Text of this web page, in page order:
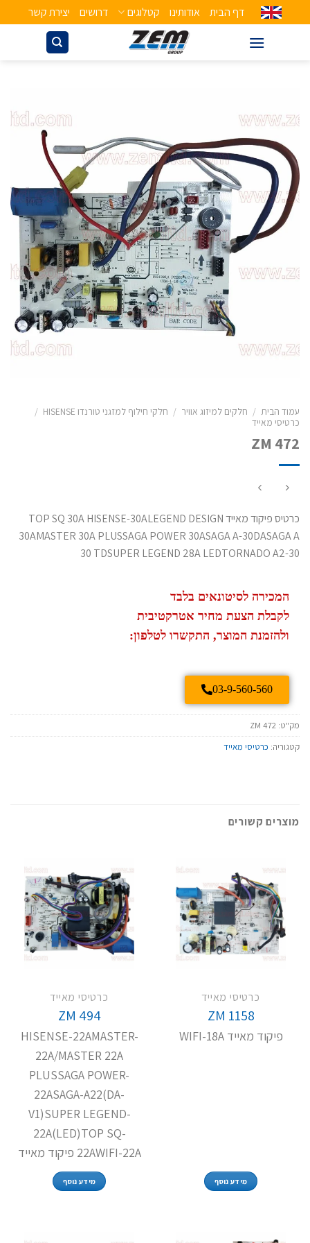
דף הבית אודותינו קטלוגים דרושים יצירת קשר
עמוד הבית / חלקים למיזוג אוויר / חלקי חילוף למזגני טורנדו HISENSE
/
כרטיסי מאייד
ZM 472
כרטיס פיקוד מאייד TOP SQ 30A HISENSE-30ALEGEND DESIGN
30AMASTER 30A PLUSSAGA POWER 30ASAGA A-30DASAGA A
30 TDSUPER LEGEND 28A LEDTORNADO A2-30
המכירה לסיטונאים בלבד
לקבלת הצעת מחיר אטרקטיבית
ולהזמנת המוצר, התקשרו לטלפון:
03-9-560-560
מק"ט: ZM 472
קטגוריה: כרטיסי מאייד
מוצרים קשורים
כרטיסי מאייד
ZM 1158
פיקוד מאייד WIFI-18A
מידע נוסף
כרטיסי מאייד
ZM 494
HISENSE-22AMASTER-
22A/MASTER 22A
PLUSSAGA POWER-
22ASAGA-A22(DA-
V1)SUPER LEGEND-
22A(LED)TOP SQ-
22AWIFI-22A פיקוד מאייד
מידע נוסף